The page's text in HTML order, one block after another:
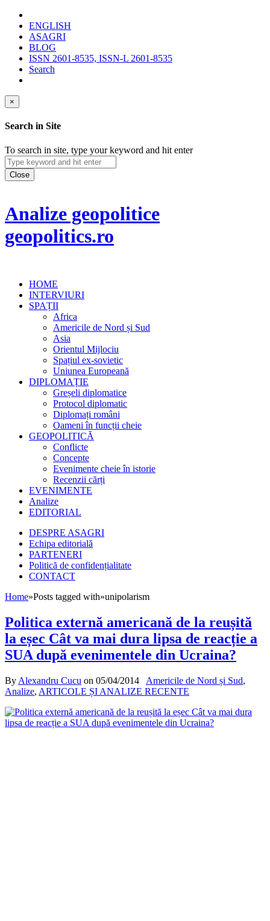
ENGLISH
ASAGRI
BLOG
ISSN 2601-8535, ISSN-L 2601-8535
Search
×
Search in Site
To search in site, type your keyword and hit enter
Close
Analize geopolitice
geopolitics.ro
HOME
INTERVIURI
SPAȚII
Africa
Americile de Nord și Sud
Asia
Orientul Mijlociu
Spațiul ex-sovietic
Uniunea Europeană
DIPLOMAȚIE
Greșeli diplomatice
Protocol diplomatic
Diplomați români
Oameni în funcții cheie
GEOPOLITICĂ
Conflicte
Concepte
Evenimente cheie în istorie
Recenzii cărți
EVENIMENTE
Analize
EDITORIAL
DESPRE ASAGRI
Echipa editorială
PARTENERI
Politică de confidențialitate
CONTACT
Home»Posts tagged with»unipolarism
Politica externă americană de la reușită
la eșec Cât va mai dura lipsa de reacție a
SUA după evenimentele din Ucraina?
By Alexandru Cucu on 05/04/2014 Americile de Nord și Sud,
Analize, ARTICOLE ȘI ANALIZE RECENTE